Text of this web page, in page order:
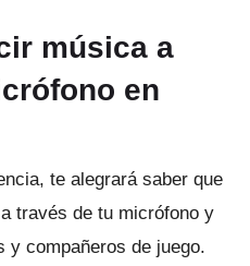
música a
en
te alegrará saber que
través de tu micrófono y
y compañeros de juego.